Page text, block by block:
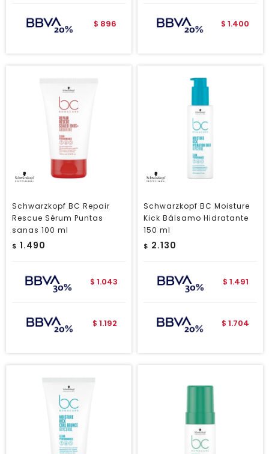
$ 896 $ 1.400
Schwarzkopf BC Repair
Rescue Sérum Puntas
sanas 100 ml
$ 1.490
$ 1.043
$ 1.192
Schwarzkopf BC Moisture
Kick Bálsamo Hidratante
150 ml
$ 2.130
$ 1.491
$ 1.704